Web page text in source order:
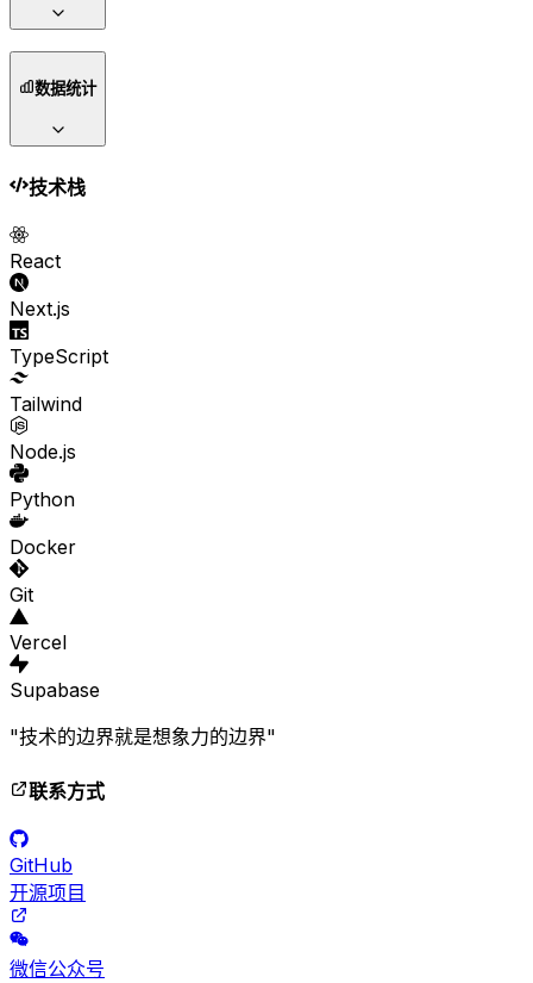
数据统计
技术栈
React
Next.js
TypeScript
Tailwind
Node.js
Python
Docker
Git
Vercel
Supabase
"技术的边界就是想象力的边界"
联系方式
GitHub
开源项目
微信公众号